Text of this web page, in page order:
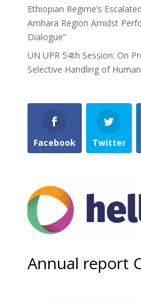
Ethiopian Regime’s
Amhara Region Amidst
Dialogue”
UN UPR 54th Session: On
Selective Handling of
Facebook Twitter
Annual report